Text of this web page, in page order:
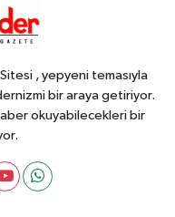
, yepyeni temasıyla
bir araya getiriyor.
okuyabilecekleri bir